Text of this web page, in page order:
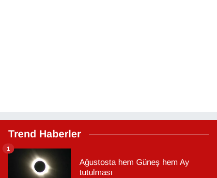
Trend Haberler
Ağustosta hem Güneş hem Ay
tutulması
1